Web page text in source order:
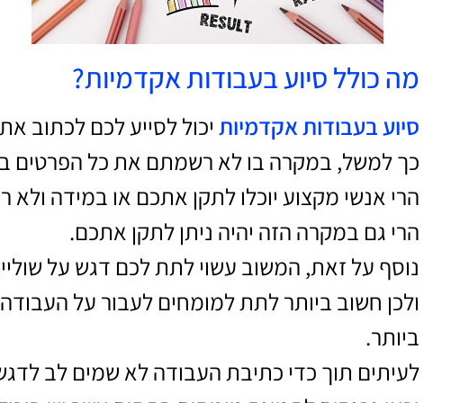
מה כולל סיוע בעבודות אקדמיות?
סיוע בעבודות אקדמיות יכול לסייע לכם לכתוב
כך למשל, במקרה בו לא רשמתם את כל הפרטים
הרי אנשי מקצוע יוכלו לתקן אתכם או במידה
הרי גם במקרה הזה יהיה ניתן לתקן אתכם.
נוסף על זאת, המשוב עשוי לתת לכם דגש על
ולכן חשוב ביותר לתת למומחים לעבור על
ביותר.
לעיתים תוך כדי כתיבת העבודה לא שמים לב